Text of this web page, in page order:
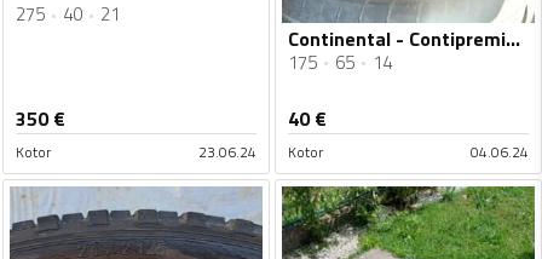
275 40 21
350€
Kotor 23.06.24
Continental - Contipremium contact 2 - Univerzalna guma
175 65 14
40€
Kotor 04.06.24